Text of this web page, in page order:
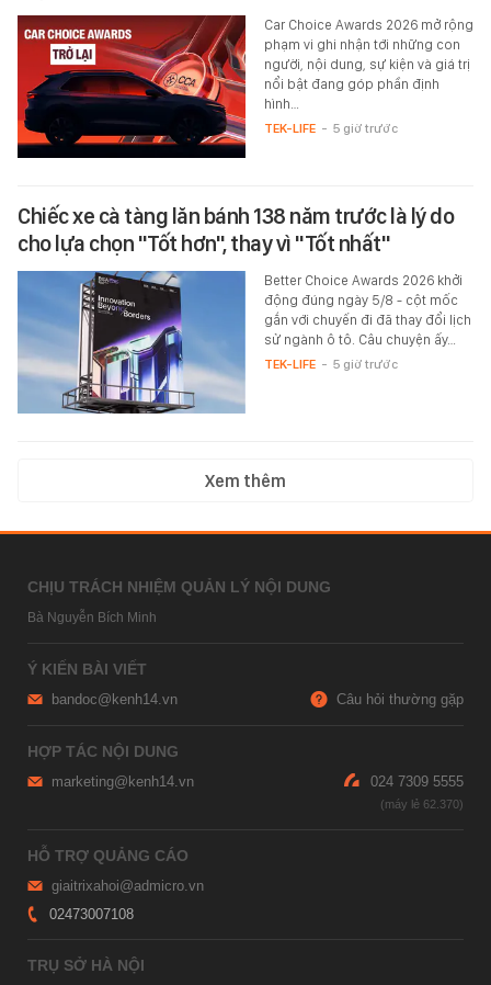
Car Choice Awards 2026 mở rộng
phạm vi ghi nhận tới những con
người, nội dung, sự kiện và giá trị
nổi bật đang góp phần định
hình…
TEK-LIFE - 5 giờ trước
Chiếc xe cà tàng lăn bánh 138 năm trước là lý do
cho lựa chọn "Tốt hơn", thay vì "Tốt nhất"
Better Choice Awards 2026 khởi
động đúng ngày 5/8 - cột mốc
gắn với chuyến đi đã thay đổi lịch
sử ngành ô tô. Câu chuyện ấy…
TEK-LIFE - 5 giờ trước
Xem thêm
CHỊU TRÁCH NHIỆM QUẢN LÝ NỘI DUNG
Bà Nguyễn Bích Minh
Ý KIẾN BÀI VIẾT
bandoc@kenh14.vn Câu hỏi thường gặp
HỢP TÁC NỘI DUNG
marketing@kenh14.vn 024 7309 5555
HỖ TRỢ QUẢNG CÁO
giaitrixahoi@admicro.vn
02473007108
TRỤ SỞ HÀ NỘI